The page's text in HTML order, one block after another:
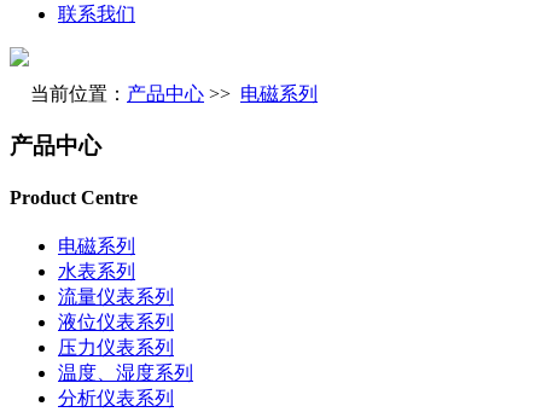
联系我们
当前位置： 产品中心 >> 电磁系列
产品中心
Product Centre
电磁系列
水表系列
流量仪表系列
液位仪表系列
压力仪表系列
温度、湿度系列
分析仪表系列